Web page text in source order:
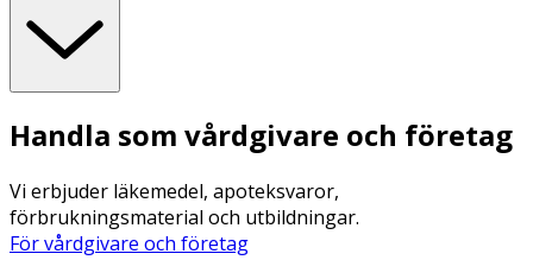
Handla som vårdgivare och företag
Vi erbjuder läkemedel, apoteksvaror,
förbrukningsmaterial och utbildningar.
För vårdgivare och företag